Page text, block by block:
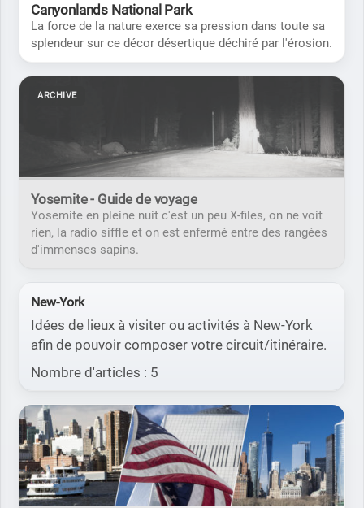
Canyonlands National Park
La force de la nature exerce sa pression dans toute sa
splendeur sur ce décor désertique déchiré par l'érosion.
ARCHIVE
Yosemite - Guide de voyage
Yosemite en pleine nuit c'est un peu X-files, on ne voit
rien, la radio siffle et on est enfermé entre des rangées
d'immenses sapins.
New-York
Idées de lieux à visiter ou activités à New-York
afin de pouvoir composer votre circuit/itinéraire.
Nombre d'articles : 5